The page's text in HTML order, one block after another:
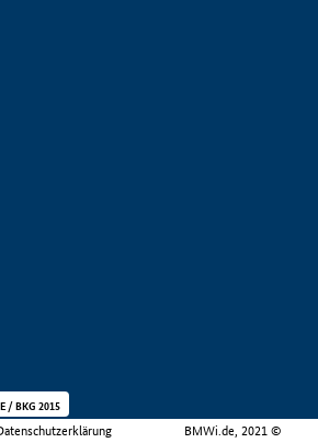
BMWi.de, 2021 ©
/ BKG 2015